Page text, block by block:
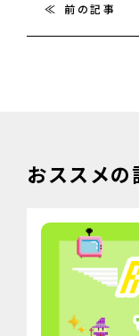
前の記事
おススメの